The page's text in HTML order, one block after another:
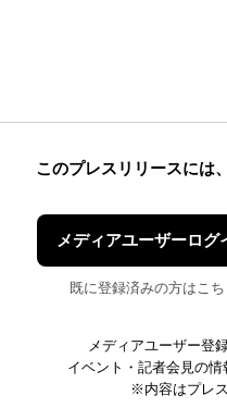
このプレスリリースには、
メディアユーザーログ
既に登録済みの方はこち
メディアユーザー登
イベント・記者会見の情
※内容はプレ